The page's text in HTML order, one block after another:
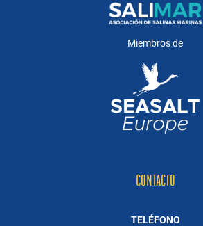
Miembros de
CONTACTO
TELÉFONO